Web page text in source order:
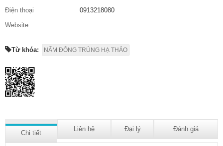
Điện thoại
0913218080
Website
Từ khóa: NẤM ĐÔNG TRÙNG HẠ THẢO
Chi tiết
Liên hệ Đại lý Đánh giá